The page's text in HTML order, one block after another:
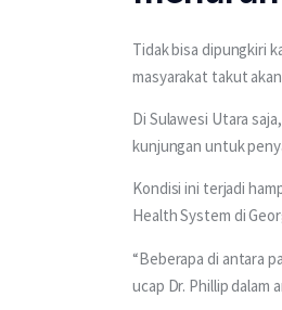
Tidak bisa dipungkiri
masyarakat takut
Di Sulawesi Utara
kunjungan untuk
Kondisi ini terjadi
Health System di
“Beberapa di antara
ucap Dr. Phillip dalam